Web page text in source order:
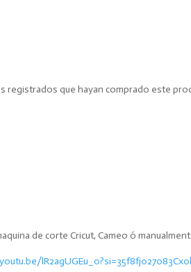
registrados que hayan comprado este
de corte Cricut, Cameo ó